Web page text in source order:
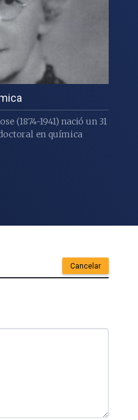
(1874-1941) nació un 31
en química
Cancelar